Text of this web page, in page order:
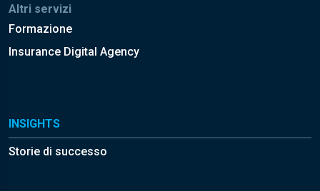
Altri servizi
Formazione
Insurance Digital Agency
INSIGHTS
Storie di successo